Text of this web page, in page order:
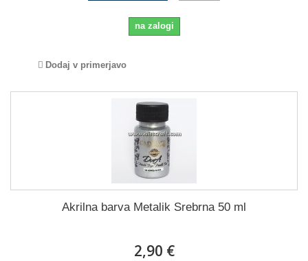
na zalogi
Dodaj v primerjavo
Akrilna barva Metalik Srebrna 50 ml
2,90 €